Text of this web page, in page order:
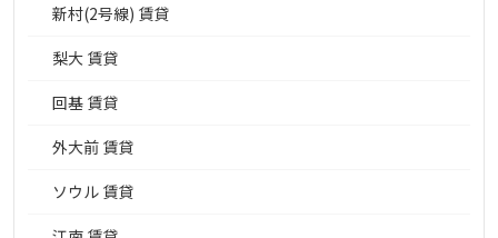
新村(2号線) 賃貸
梨大 賃貸
回基 賃貸
外大前 賃貸
ソウル 賃貸